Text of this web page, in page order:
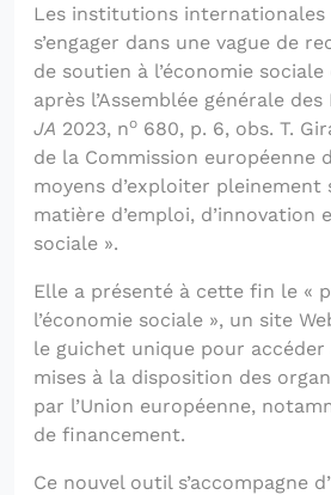
Les institutions internationales
s’engager dans une vague de
de soutien à l’économie
après l’Assemblée générale
JA 2023, no 680, p. 6, obs. T.
de la Commission européenne
moyens d’exploiter
matière d’emploi, d’innovation
sociale ».
Elle a présenté à cette fin le «
l’économie sociale », un site
le guichet unique pour accéder
mises à la disposition des
par l’Union européenne,
de financement.
Ce nouvel outil s’accompagne